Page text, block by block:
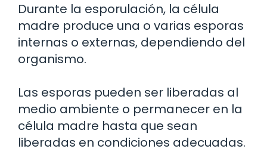
Durante la esporulación, la célula
madre produce una o varias esporas
internas o externas, dependiendo del
organismo.
Las esporas pueden ser liberadas al
medio ambiente o permanecer en la
célula madre hasta que sean
liberadas en condiciones adecuadas.